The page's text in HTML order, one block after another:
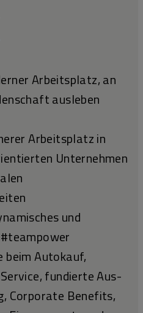
Arbeitsplatz, an
ausleben
Arbeitsplatz in
Unternehmen
und
beim Autokauf,
fundierte Aus-
Corporate Benefits,